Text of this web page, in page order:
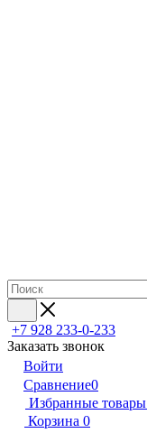
+7 928 233-0-233
Заказать звонок
Войти
Сравнение0
Избранные товары
Корзина 0